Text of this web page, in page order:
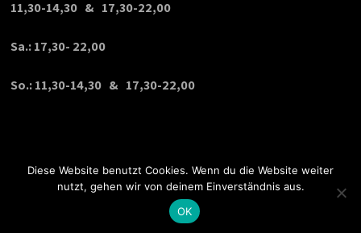
11,30-14,30 & 17,30-22,00
Sa.: 17,30- 22,00
So.: 11,30-14,30 & 17,30-22,00
© Copyright 2020 VPDesign
Diese Website benutzt Cookies. Wenn du die Website weiter
nutzt, gehen wir von deinem Einverständnis aus.
OK